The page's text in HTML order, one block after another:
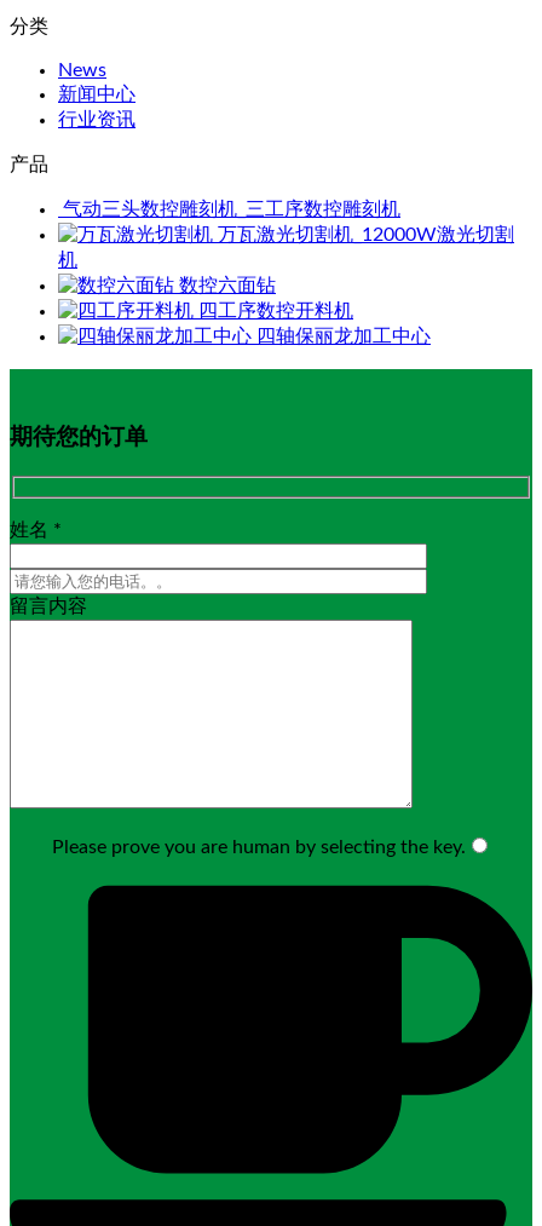
分类
News
新闻中心
行业资讯
产品
气动三头数控雕刻机_三工序数控雕刻机
万瓦激光切割机_12000W激光切割
机
数控六面钻
四工序数控开料机
四轴保丽龙加工中心
期待您的订单
姓名 *
留言内容
Please prove you are human by selecting thekey.